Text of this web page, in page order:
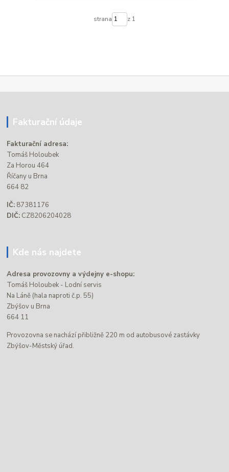
strana z 1
Fakturační údaje
Fakturační adresa:
Tomáš Holoubek
Za Horou 464
Říčany u Brna
664 82
IČ: 87381176
DIČ: CZ8206204028
Kde nás najdete
Adresa provozovny a výdejny e-shopu:
Tomáš Holoubek - Lodní servis
Na Láně (hala naproti č.p. 55)
Zbýšov u Brna
664 11
Provozovna se nachází přibližně 220 m od autobusové zastávky
Zbýšov-Městský úřad.